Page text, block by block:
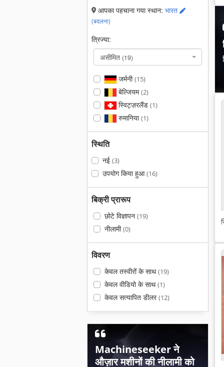
आपका पहचाना गया स्थान: भारत
(बदलना)
त्रिज्या:
असीमित (19)
जर्मनी(15)
बेल्जियम(2)
स्विट्ज़रलैंड (1)
रुमानिया(1)
स्थिति
नई (3)
उपयोग किया हुआ(16)
बिक्री प्रारूप
छोटे विज्ञापन (19)
नीलामी(0)
विवरण
केवल तस्वीरों के साथ(19)
केवल वीडियो के साथ(1)
केवल सत्यापित डीलर(12)
Machineseeker ने
औज़ार मशीनों की नीलामी को